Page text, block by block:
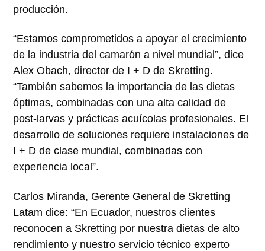
producción.
“Estamos comprometidos a apoyar el crecimiento
de la industria del camarón a nivel mundial”, dice
Alex Obach, director de I + D de Skretting.
“También sabemos la importancia de las dietas
óptimas, combinadas con una alta calidad de
post-larvas y prácticas acuícolas profesionales. El
desarrollo de soluciones requiere instalaciones de
I + D de clase mundial, combinadas con
experiencia local”.
Carlos Miranda, Gerente General de Skretting
Latam dice: “En Ecuador, nuestros clientes
reconocen a Skretting por nuestra dietas de alto
rendimiento y nuestro servicio técnico experto